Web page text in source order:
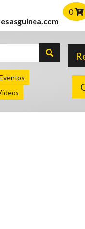
0
Eventos